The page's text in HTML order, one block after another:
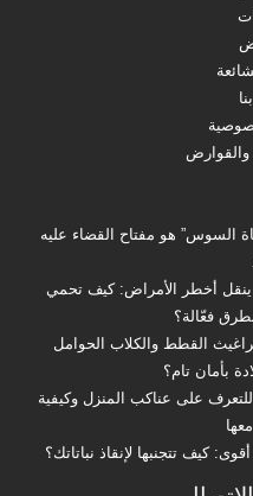
والقوارض
السوس” هو مفتاح القضاء عليه
ينقل أخطر الأمراض: كيف تحمي
فعّالة؟
القطط والكلاب الحوامل
بأمان تام؟
على عناكب المنزل وكيفية
كيف تتجنبها لإنقاذ نباتاتك؟